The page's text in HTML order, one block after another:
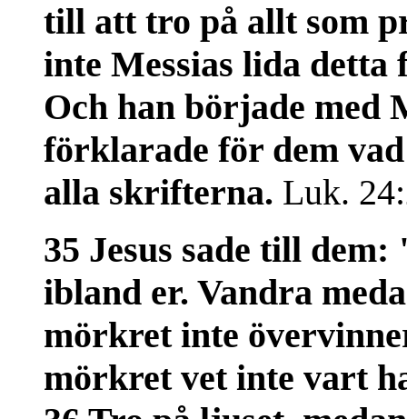
till att tro på allt som
inte Messias lida
Och han började med
förklarade för dem
alla skrifterna. Luk.
35 Jesus sade till
ibland er. Vandra
mörkret inte
mörkret vet inte vart